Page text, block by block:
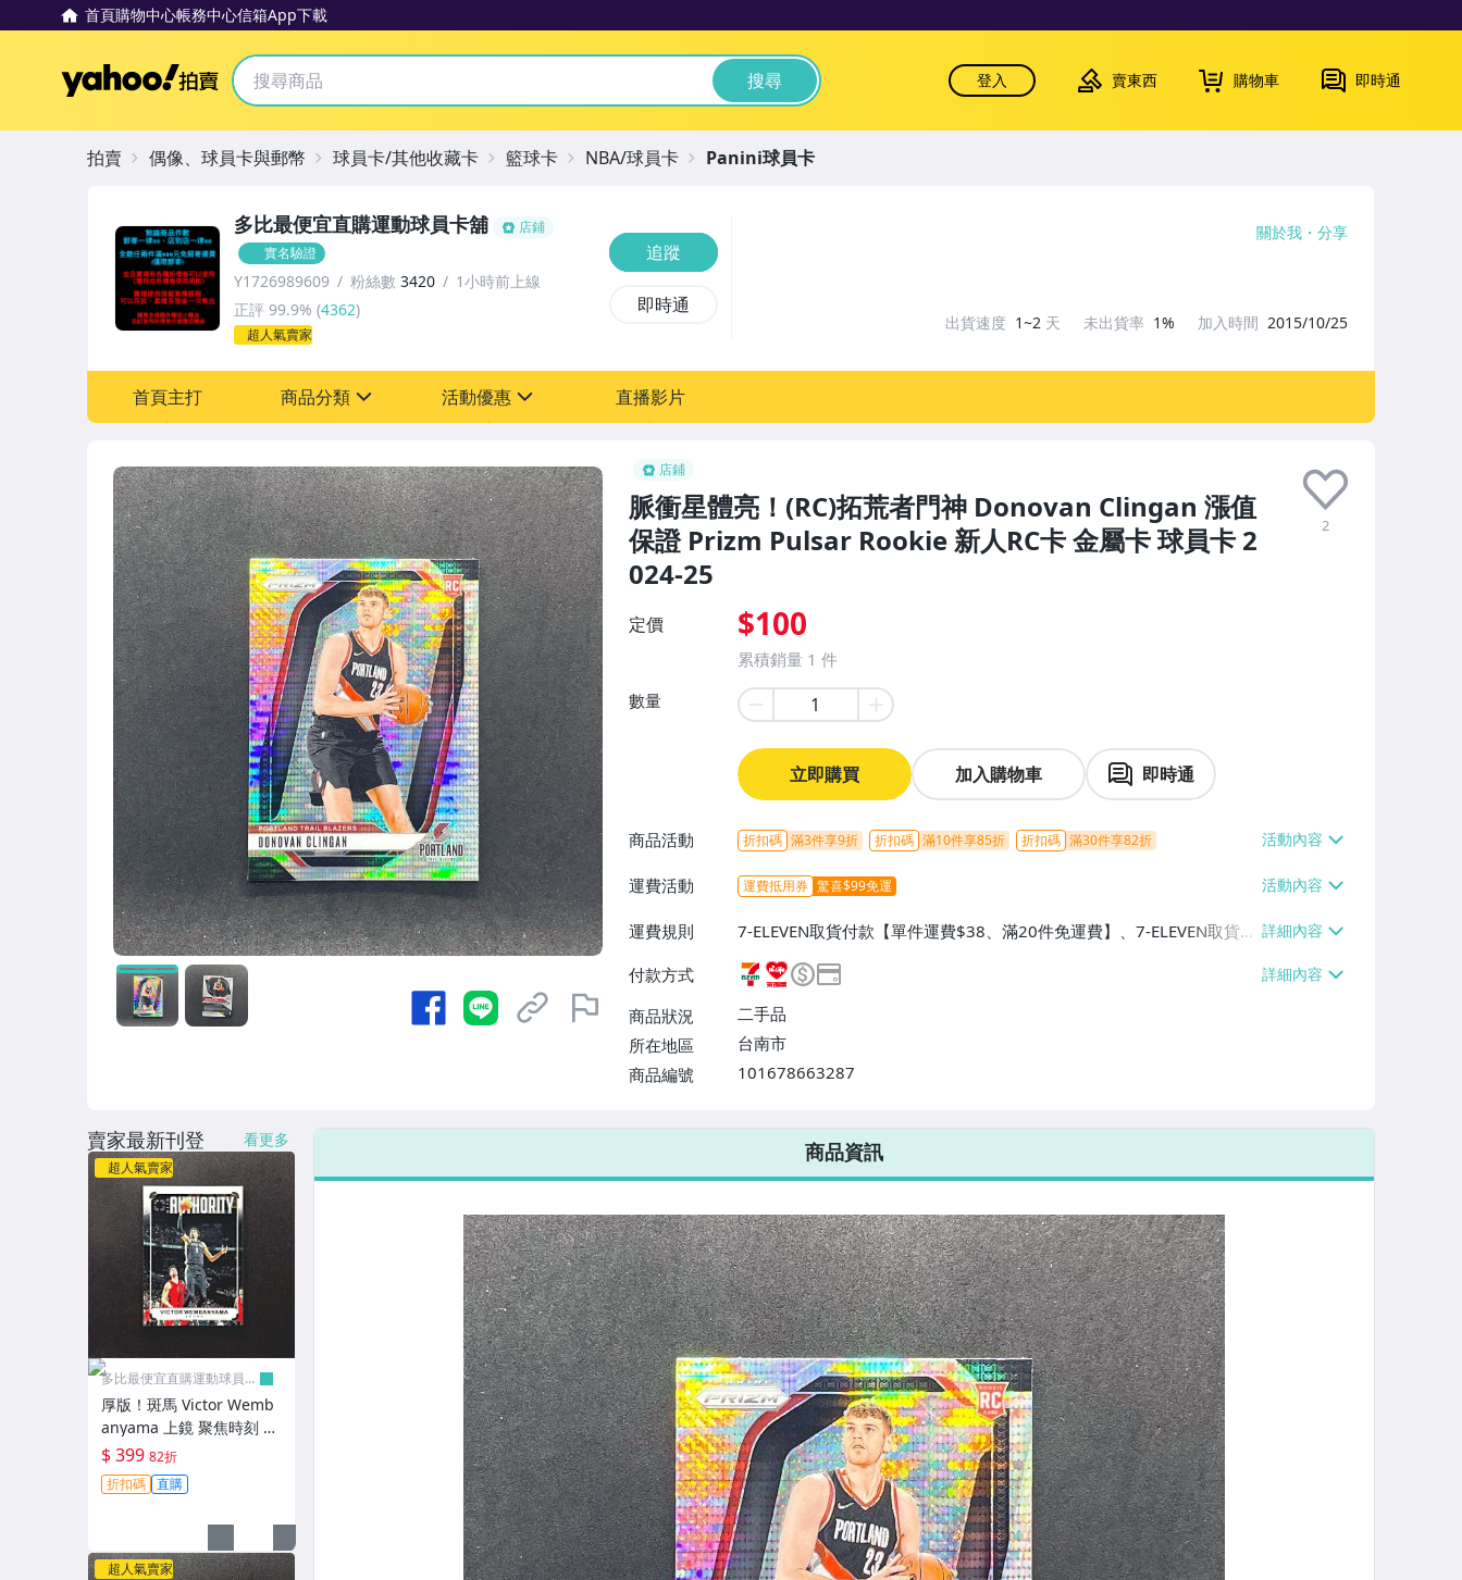
首頁購物中心帳務中心信箱App下載
Yahoo拍賣 搜尋 登入 賣東西 購物車 即時通
店鋪
脈衝星體亮！(RC)拓荒者門神 Donovan Clingan 漲值
保證 Prizm Pulsar Rookie 新人RC卡 金屬卡 球員卡 2
024-25
2
定價 $100
累積銷量 1 件
數量
立即購買 加入購物車 即時通
商品活動 折扣碼 滿3件享9折 折扣碼 滿10件享85折 折扣碼 滿30件享82折
運費活動 運費抵用券 驚喜$99免運
運費規則
7-ELEVEN取貨付款【單件運費$38、滿20件免運費】、7-ELEVEN取貨不
付款【單件運費$38、滿20件或消費滿$2000免運費】、萊爾富取貨付
款【單件運費$60、滿20件免運費】、郵局掛號【單件運費$60】
付款方式
商品狀況
二手品
所在地區
台南市
商品編號
101678663287
7-ELEVEN 運費只要38元
不限金額、筆數，筆筆優惠無限次！
多比最便宜直購運動球員卡舖
店鋪
實名驗證
Y1726989609 粉絲數 3420
1小時前上線
正評 99.9% (4362)
超人氣賣家
追蹤
即時通
關於我 分享
出貨速度 1~2 天 未出貨率 1% 加入時間 2015/10/25
首頁主打 商品分類
各式聯賽的足球
1元加購專區(請詳閱商品介紹中的規則)
MLB棒球
F1賽車卡片
CBA
NFL美式足球
其它
活動優惠
[全店] ８５折你敢信？
[全店] 啊啊啊！！！不要再買啦
直播影片
拍賣 偶像、球員卡與郵幣 球員卡/其他收藏卡 籃球卡 NBA/球員卡 Panini球員卡
商品資訊
賣家最新刊登 看更多
超人氣賣家
多比最便宜直購運動球員卡
厚版！斑馬 Victor Wemb
anyama 上鏡 聚焦時刻 Ph
otogenic With Authority
NBA 球員卡 2024-25 馬刺
隊
$ 399 82折
折扣碼 直購
超人氣賣家